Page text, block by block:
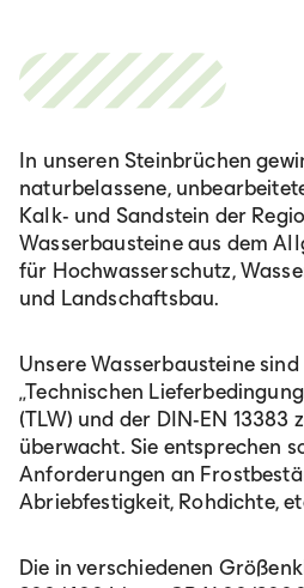
In unseren Steinbrüchen
naturbelassene,
Kalk- und Sandstein der
Wasserbausteine aus dem
für Hochwasserschutz,
und Landschaftsbau.
Unsere Wasserbausteine
„Technischen
(TLW) und der DIN-EN 13383
überwacht. Sie entsprechen
Anforderungen an
Abriebfestigkeit, Rohdichte,
Die in verschiedenen